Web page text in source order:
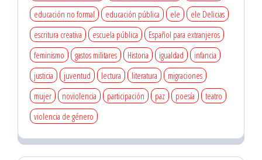
educación no formal
educación pública ele
ele Delicias
escritura creativa
escuela pública
Español para extranjeros
feminismo
gastos militares Historia igualdad
infancia
justicia
juventud lectura literatura
migraciones
mujer
noviolencia participación paz poesía
teatro
violencia de género